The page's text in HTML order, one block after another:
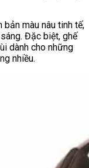
màu nâu tinh tế,
Đặc biệt, ghế
dành cho những
nhiều.